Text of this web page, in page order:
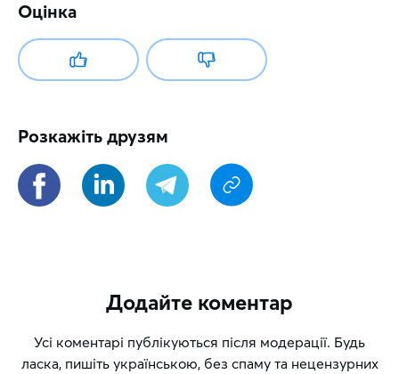
Оцінка
Розкажіть друзям
Додайте коментар
Усі коментарі публікуються після модерації. Будь
ласка, пишіть українською, без спаму та нецензурних